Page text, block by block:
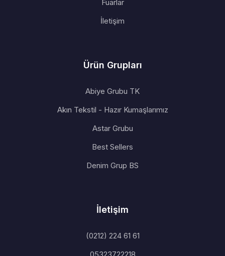
Fuarlar
İletişim
Ürün Grupları
Abiye Grubu TK
Akın Tekstil - Hazır Kumaşlarımız
Astar Grubu
Best Sellers
Denim Grup BS
İletişim
(0212) 224 61 61